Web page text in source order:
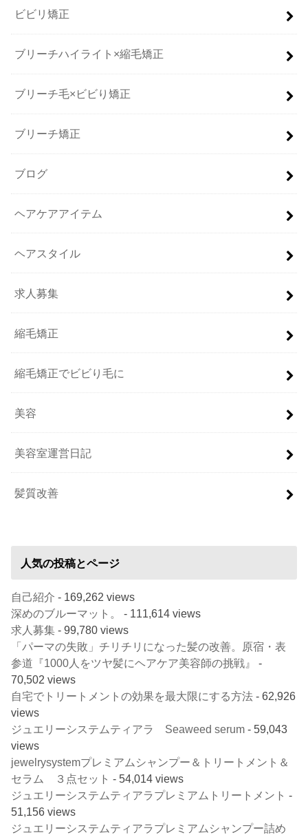
ビビリ矯正
ブリーチハイライト×縮毛矯正
ブリーチ毛×ビビり矯正
ブリーチ矯正
ブログ
ヘアケアアイテム
ヘアスタイル
求人募集
縮毛矯正
縮毛矯正でビビり毛に
美容
美容室運営日記
髪質改善
人気の投稿とページ
自己紹介 - 169,262 views
深めのブルーマット。
- 111,614 views
求人募集 - 99,780 views
「パーマの失敗」チリチリになった髪の改善。原宿・表
参道『1000人をツヤ髪にヘアケア美容師の挑戦』
-
70,502 views
自宅でトリートメントの効果を最大限にする方法 - 62,926
views
ジュエリーシステムティアラ Seaweed serum - 59,043
views
jewelrysystemプレミアムシャンプー＆トリートメント＆
セラム ３点セット - 54,014 views
ジュエリーシステムティアラプレミアムトリートメント -
51,156 views
ジュエリーシステムティアラプレミアムシャンプー詰め